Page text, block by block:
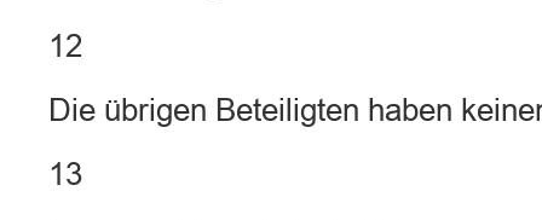
12
Die übrigen Beteiligten haben
13